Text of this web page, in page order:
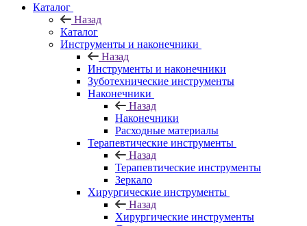
Каталог
Назад
Каталог
Инструменты и наконечники
Назад
Инструменты и наконечники
Зуботехнические инструменты
Наконечники
Назад
Наконечники
Расходные материалы
Терапевтические инструменты
Назад
Терапевтические инструменты
Зеркало
Хирургические инструменты
Назад
Хирургические инструменты